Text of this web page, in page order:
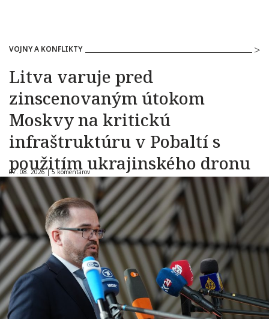
VOJNY A KONFLIKTY
Litva varuje pred
zinscenovaným útokom
Moskvy na kritickú
infraštruktúru v Pobaltí s
použitím ukrajinského dronu
07. 08. 2026 |5 komentárov